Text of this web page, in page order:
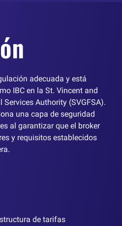
adecuada y está
IBC en la St. Vincent and
Authority (SVGFSA).
una capa de seguridad
al garantizar que el broker
y requisitos establecidos
de tarifas